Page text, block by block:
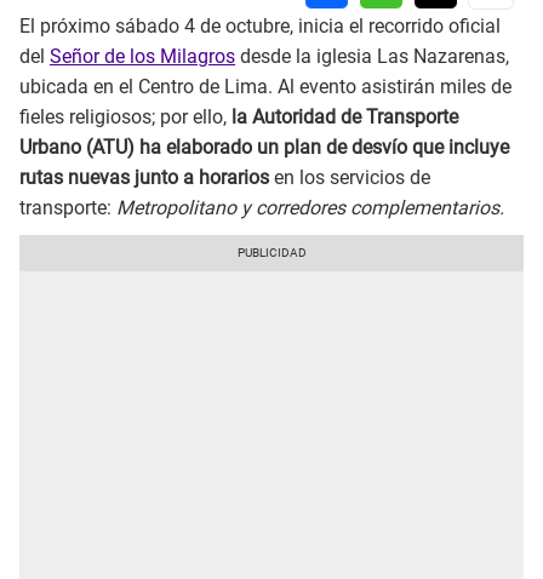
El próximo sábado 4 de octubre, inicia el recorrido oficial
del Señor de los Milagros desde la iglesia Las Nazarenas,
ubicada en el Centro de Lima. Al evento asistirán miles de
fieles religiosos; por ello, la Autoridad de Transporte
Urbano (ATU) ha elaborado un plan de desvío que incluye
rutas nuevas junto a horarios en los servicios de
transporte: Metropolitano y corredores complementarios.